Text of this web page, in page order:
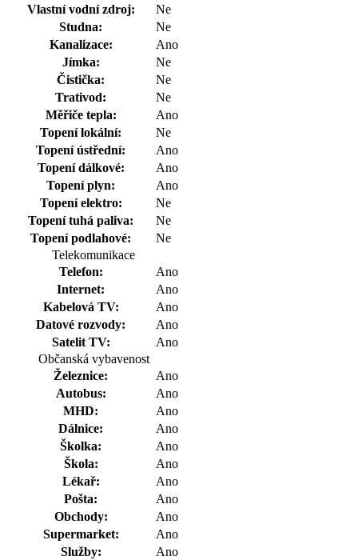
Vlastní vodní zdroj:
Ne
Studna:
Ne
Kanalizace:
Ano
Jímka:
Ne
Čistička:
Ne
Trativod:
Ne
Měřiče tepla:
Ano
Topení lokální:
Ne
Topení ústřední:
Ano
Topení dálkové:
Ano
Topení plyn:
Ano
Topení elektro:
Ne
Topení tuhá paliva:
Ne
Topení podlahové:
Ne
Telekomunikace
Telefon:
Ano
Internet:
Ano
Kabelová TV:
Ano
Datové rozvody:
Ano
Satelit TV:
Ano
Občanská vybavenost
Železnice:
Ano
Autobus:
Ano
MHD:
Ano
Dálnice:
Ano
Školka:
Ano
Škola:
Ano
Lékař:
Ano
Pošta:
Ano
Obchody:
Ano
Supermarket:
Ano
Služby:
Ano